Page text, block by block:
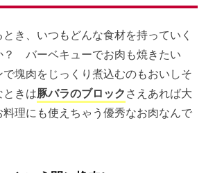
き、いつもどんな食材を持っていく
？ バーベキューでお肉も焼きたい
塊肉をじっくり煮込むのもおいしそ
ときは豚バラのブロックさえあれば大
理にも使えちゃう優秀なお肉なんで